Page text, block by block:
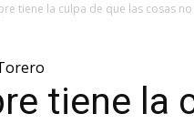
tiene la culpa de que las cosas no
tiene la